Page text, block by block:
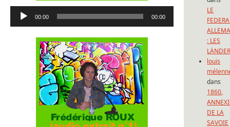
Lecteur
audio
00:00 00:00
LE
: LES
louis
dans
1860,
DE LA
SAVOIE